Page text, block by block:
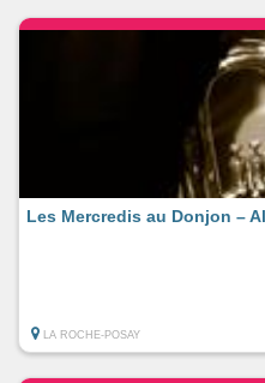
Les Mercredis au Donjon –
LA ROCHE-POSAY